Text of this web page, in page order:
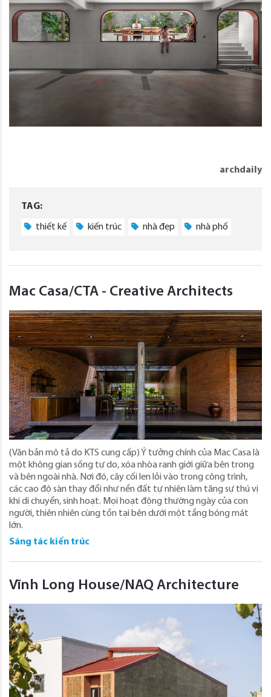
archdaily
TAG:
thiết kế kiến trúc nhà đẹp nhà phố
Mac Casa/CTA - Creative Architects
(Văn bản mô tả do KTS cung cấp) Ý tưởng chính của Mac Casa là
một không gian sống tự do, xóa nhòa ranh giới giữa bên trong
và bên ngoài nhà. Nơi đó, cây cối len lỏi vào trong công trình,
các cao độ sàn thay đổi như nền đất tự nhiên làm tăng sự thú vị
khi di chuyển, sinh hoạt. Mọi hoạt động thường ngày của con
người, thiên nhiên cùng tồn tại bên dưới một tầng bóng mát
lớn.
Sáng tác kiến trúc
Vĩnh Long House/NAQ Architecture